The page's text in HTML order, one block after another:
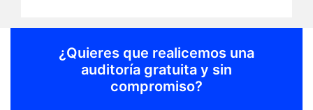
¿Quieres que realicemos una
auditoría gratuita y sin
compromiso?